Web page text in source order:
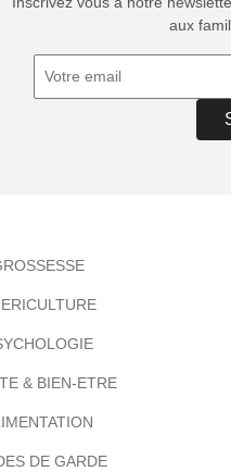
aux
& BIEN-ETRE
DE GARDE